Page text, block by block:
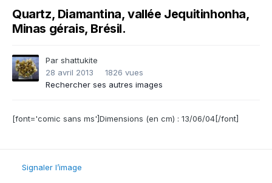
Quartz, Diamantina, vallée Jequitinhonha,
Minas gérais, Brésil.
Par shattukite
28 avril 2013
1826 vues
Rechercher ses autres images
[font='comic sans ms']Dimensions (en cm) : 13/06/04[/font]
Signaler l’image